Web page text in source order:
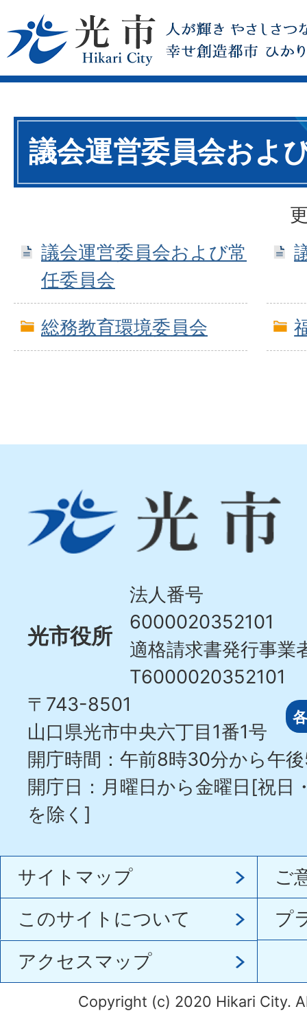
議会運営委員会およ
議会運営委員会および常
任委員会
総務教育環境委員会
市
Hikari
光市役所
法人番号
6000020352101
適格請求書発行事業
T6000020352101
〒743-8501
山口県光市中央六丁目1番1号
開庁時間：午前8時30分から午
開庁日：月曜日から金曜日[祝日
を除く]
サイトマップ
ご
このサイトについて
プ
アクセスマップ
Copyright (c) 2020 Hikari City.